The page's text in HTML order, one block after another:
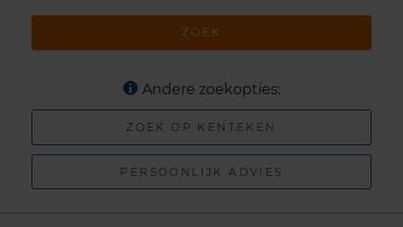
ZOEK
Andere zoekopties:
ZOEK OP KENTEKEN
PERSOONLIJK ADVIES